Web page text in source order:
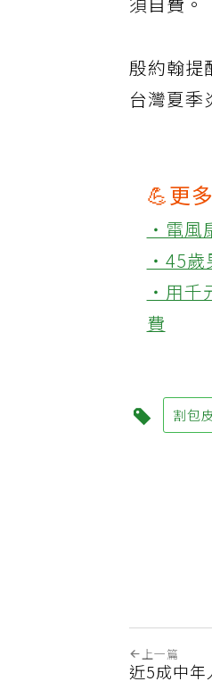
須自費。
殷約翰提
台灣夏季
💪更
‧電風
‧45歲
‧用千
費
割包
上一篇
近5成中年